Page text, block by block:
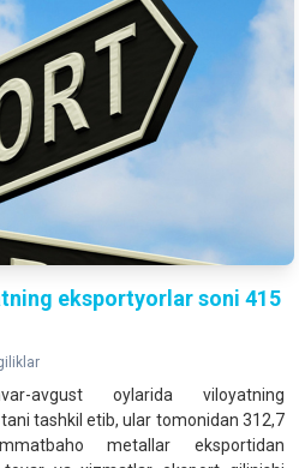
eksportyorlar soni 415
avgust oylarida viloyatning
tashkil etib, ular tomonidan 312,7
metallar eksportidan